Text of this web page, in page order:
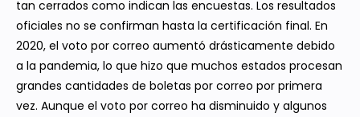
tan cerrados como indican las encuestas. Los resultados
oficiales no se confirman hasta la certificación final. En
2020, el voto por correo aumentó drásticamente debido
a la pandemia, lo que hizo que muchos estados procesan
grandes cantidades de boletas por correo por primera
vez. Aunque el voto por correo ha disminuido y algunos